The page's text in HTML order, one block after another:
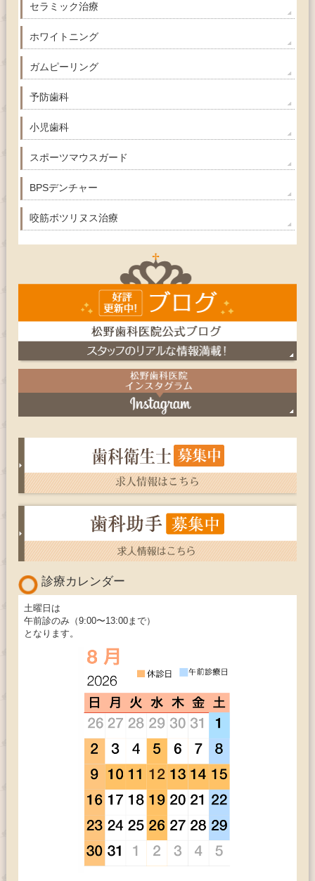
セラミック治療
ホワイトニング
ガムピーリング
予防歯科
小児歯科
スポーツマウスガード
BPSデンチャー
咬筋ボツリヌス治療
診療カレンダー
土曜日は
午前診のみ（9:00〜13:00まで）
となります。